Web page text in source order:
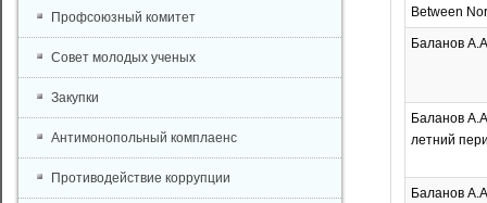
Between
Баланов
Баланов
летний
Баланов
Профсоюзный комитет
Совет молодых ученых
Закупки
Антимонопольный комплаенс
Противодействие коррупции